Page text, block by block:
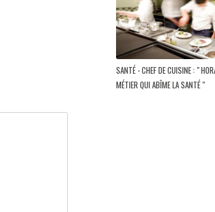
SANTÉ - CHEF DE CUISINE : "
MÉTIER QUI ABÎME LA SANTÉ "